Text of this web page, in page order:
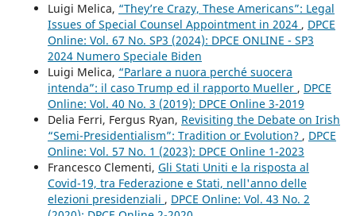
Luigi Melica, “They’re Crazy, These Americans”: Legal
Issues of Special Counsel Appointment in 2024 , DPCE
Online: Vol. 67 No. SP3 (2024): DPCE ONLINE - SP3
2024 Numero Speciale Biden
Luigi Melica, “Parlare a nuora perché suocera
intenda”: il caso Trump ed il rapporto Mueller , DPCE
Online: Vol. 40 No. 3 (2019): DPCE Online 3-2019
Delia Ferri, Fergus Ryan, Revisiting the Debate on Irish
“Semi-Presidentialism”: Tradition or Evolution? , DPCE
Online: Vol. 57 No. 1 (2023): DPCE Online 1-2023
Francesco Clementi, Gli Stati Uniti e la risposta al
Covid-19, tra Federazione e Stati, nell'anno delle
elezioni presidenziali , DPCE Online: Vol. 43 No. 2